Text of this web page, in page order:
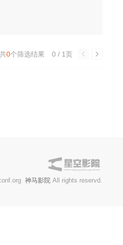
0 / 1页
共0个筛选结果
神马影院All rights reservd.